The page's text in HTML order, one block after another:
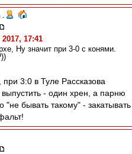
-
17:41
Ну значит при 3-0 с конями.
при 3:0 в Туле Рассказова
- один хрен, а парню
"не бывать такому" - закатывать